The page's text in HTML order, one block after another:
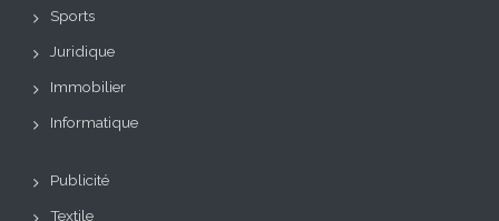
Sports
Juridique
Immobilier
Informatique
Publicité
Textile